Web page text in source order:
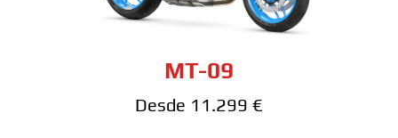
MT-09
Desde 11.299 €